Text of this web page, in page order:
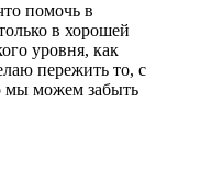
помочь в
в хорошей
уровня, как
пережить то, с
мы можем забыть